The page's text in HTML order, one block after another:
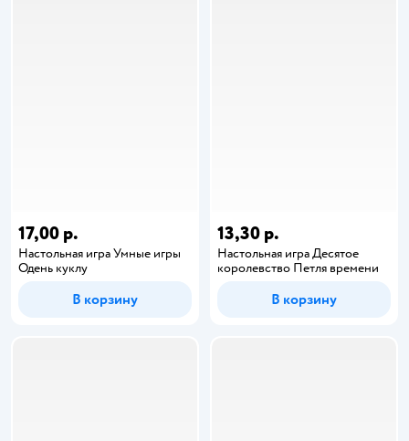
17,00 р.
Настольная игра Умные игры
Одень куклу
В корзину
13,30 р.
Настольная игра Десятое
королевство Петля времени
В корзину